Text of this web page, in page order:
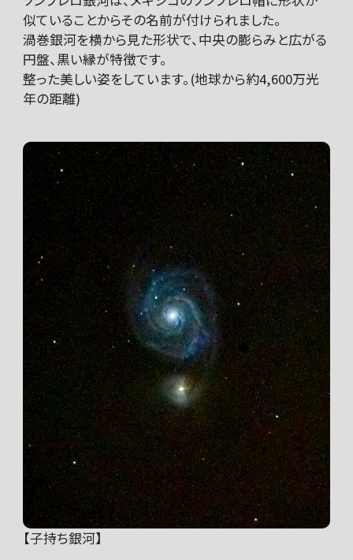
似ていることからその名前が付けられました。
渦巻銀河を横から見た形状で、中央の膨らみと広がる
円盤、黒い縁が特徴です。
整った美しい姿をしています。(地球から約4,600万光
年の距離)
【子持ち銀河】